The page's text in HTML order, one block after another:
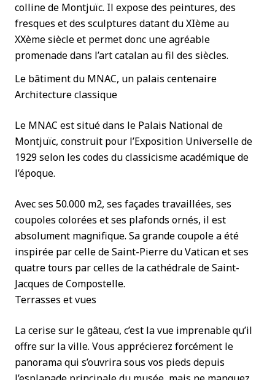
colline de Montjuïc. Il expose des peintures, des
fresques et des sculptures datant du XIème au
XXème siècle et permet donc une agréable
promenade dans l’art catalan au fil des siècles.
Le bâtiment du MNAC, un palais centenaire
Architecture classique
Le MNAC est situé dans le Palais National de
Montjuïc, construit pour l’Exposition Universelle de
1929 selon les codes du classicisme académique de
l’époque.
Avec ses 50.000 m2, ses façades travaillées, ses
coupoles colorées et ses plafonds ornés, il est
absolument magnifique. Sa grande coupole a été
inspirée par celle de Saint-Pierre du Vatican et ses
quatre tours par celles de la cathédrale de Saint-
Jacques de Compostelle.
Terrasses et vues
La cerise sur le gâteau, c’est la vue imprenable qu’il
offre sur la ville. Vous apprécierez forcément le
panorama qui s’ouvrira sous vos pieds depuis